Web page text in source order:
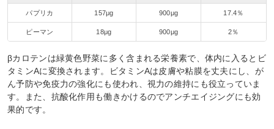
パプリカ 157μg 900μg 17.4％
ピーマン 18μg 900μg 2％
βカロテンは緑黄色野菜に多く含まれる栄養素で、体内に入るとビ
タミンAに変換されます。ビタミンAは皮膚や粘膜を丈夫にし、が
ん予防や免疫力の強化にも使われ、視力の維持にも役立っていま
す。また、抗酸化作用も働きかけるのでアンチエイジングにも効
果的です。